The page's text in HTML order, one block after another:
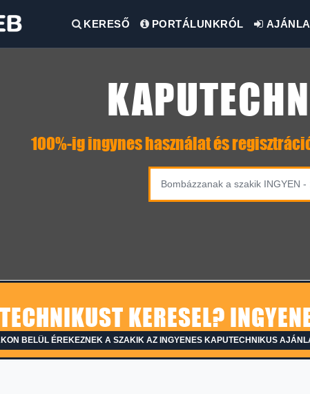
KERESŐ PORTÁLUNKRÓL
100%-ig ingynes használat és
KERESEL?
BELÜL ÉREKEZNEK A SZAKIK AZ INGYENES KAPUTECHNIKUS